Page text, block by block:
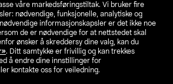
våre markedsføringstiltak. Vi bruker fire
nødvendige, funksjonelle, analytiske og
informasjonskapsler er det ikke noe
de er nødvendige for at nettstedet skal
ønsker å skreddersy dine valg, kan du
. Ditt samtykke er frivillig og kan trekkes
å endre dine innstillinger for
kontakte oss for veiledning.
SE NO FI